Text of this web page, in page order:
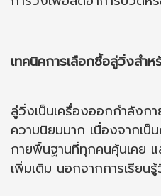
เทคนิคการเลือกซื้อลู่วิ่งสำห
ลู่วิ่งเป็นเครื่องออกกำลังก
ความนิยมมาก เนื่องจากเป็
กายพื้นฐานที่ทุกคนคุ้นเคย แ
เพิ่มเติม นอกจากการเรียน